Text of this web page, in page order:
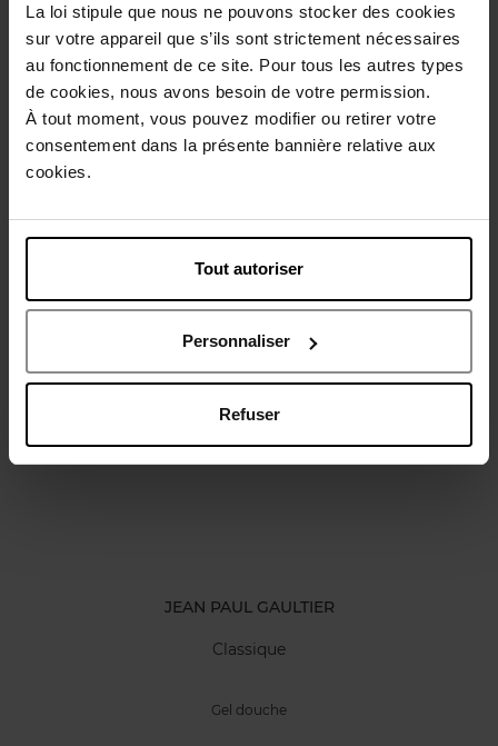
La loi stipule que nous ne pouvons stocker des cookies
sur votre appareil que s’ils sont strictement nécessaires
au fonctionnement de ce site. Pour tous les autres types
de cookies, nous avons besoin de votre permission.
À tout moment, vous pouvez modifier ou retirer votre
consentement dans la présente bannière relative aux
cookies.
Tout autoriser
Personnaliser
Refuser
Description
Caractéristiques
Oublié quelque chose ?
Exclusivité Web
JEAN PAUL GAULTIER
Classique
Gel douche